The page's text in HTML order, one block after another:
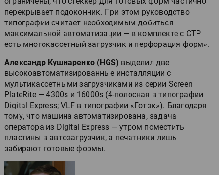
перекрывает подоконник. При этом руководство
типографии считает необходимым добиться
максимальной автоматизации — в комплекте с CTP
есть многокассетный загрузчик и перфорация форм».
Александр Кушнаренко (HGS) выделил две
высокоавтоматизированные инсталляции с
мультикассетными загрузчиками из серии Screen
PlateRite — 4300s и 16000s (4-полосная в типографии
Digital Express; VLF в типографии «Готэк»). Благодаря
тому, что машина автоматизирована, задача
оператора из Digital Express — утром поместить
пластины в автозагрузчик, а печатники лишь
забирают готовые формы.